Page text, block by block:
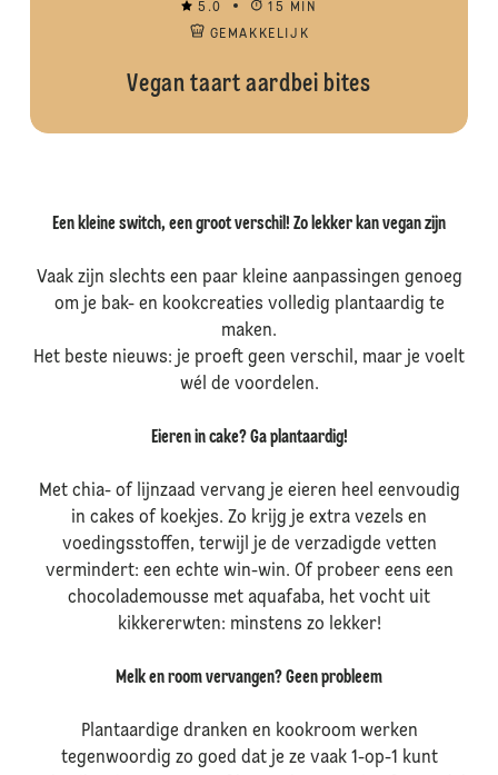
5.0
15 MIN
GEMAKKELIJK
Vegan taart aardbei bites
Een kleine switch, een groot verschil! Zo lekker kan vegan zijn
Vaak zijn slechts een paar kleine aanpassingen genoeg
om je bak- en kookcreaties volledig plantaardig te
maken.
Het beste nieuws: je proeft geen verschil, maar je voelt
wél de voordelen.
Eieren in cake? Ga plantaardig!
Met chia- of lijnzaad vervang je eieren heel eenvoudig
in cakes of koekjes. Zo krijg je extra vezels en
voedingsstoffen, terwijl je de verzadigde vetten
vermindert: een echte win-win. Of probeer eens een
chocolademousse met aquafaba, het vocht uit
kikkererwten: minstens zo lekker!
Melk en room vervangen? Geen probleem
Plantaardige dranken en kookroom werken
tegenwoordig zo goed dat je ze vaak 1-op-1 kunt